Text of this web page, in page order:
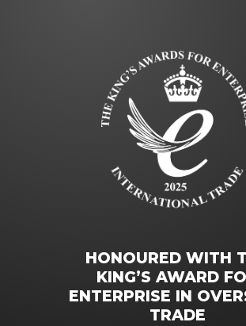
HONOURED WITH
KING’S AWARD
ENTERPRISE IN
TRADE